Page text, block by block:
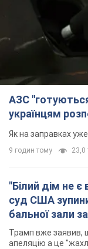
АЗС
українцям
Як на заправках
9 годин тому 23,0
"Білий дім не
суд США
бальної зали
Трамп вже заявив,
апеляцію а це